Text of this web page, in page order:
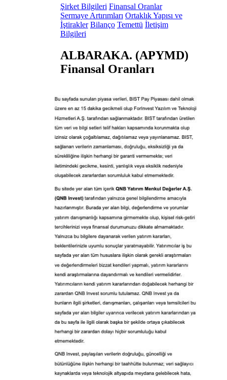
Şirket Bilgileri Finansal Oranlar
Sermaye Artırımları Ortaklık Yapısı ve
İştirakler Bilanço Temettü İletişim
Bilgileri
ALBARAKA. (APYMD)
Finansal Oranları